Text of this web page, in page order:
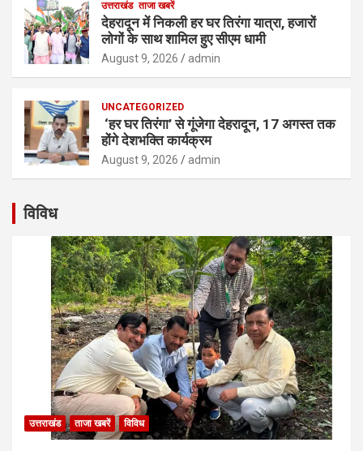
उत्तराखंड ताजा खबरें
देहरादून में निकली हर घर तिरंगा यात्रा, हजारों
लोगों के साथ शामिल हुए सीएम धामी
August 9, 2026 admin
UNCATEGORIZED
‘हर घर तिरंगा’ से गूंजेगा देहरादून, 17 अगस्त तक
होंगे देशभक्ति कार्यक्रम
August 9, 2026 admin
विविध
उत्तराखंड ताजा खबरें विविध